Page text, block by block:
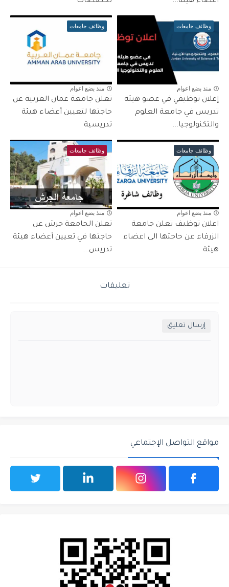
وظائف جامعات
منذ بضع اعوام
إعلان توظيفي في عضو هيئة
تدريس في جامعة العلوم
والتكنولوجيا...
وظائف جامعات
منذ بضع اعوام
تعلن جامعة عمان العربية عن
حاجتها لتعيين أعضاء هيئة
تدريسية
وظائف جامعات
منذ بضع اعوام
اعلان توظيف تعلن جامعة
الزرقاء عن حاجتها الى اعضاء
هيئة
وظائف جامعات
منذ بضع اعوام
تعلن الجامعة جرش عن
حاجتها في تعيين أعضاء هيئة
تدريس...
تعليقات
إرسال تعليق
مواقع التواصل الإجتماعي